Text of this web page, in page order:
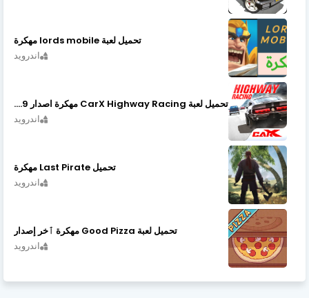
تحميل لعبة lords mobile مهكرة
اندرويد
تحميل لعبة CarX Highway Racing مهكرة اصدار v1.74.9
اندرويد
تحميل Last Pirate مهكرة
اندرويد
تحميل لعبة Good Pizza مهكرة ٱخر إصدار
اندرويد